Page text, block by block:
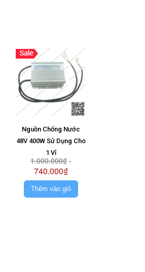
Nguồn Chống Nước
48V 400W Sử Dụng Cho
1 Vỉ
1.000.000₫-
740.000₫
Thêm vào giỏ